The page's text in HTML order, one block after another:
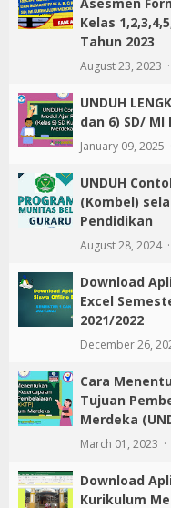
Kelas
Tahun 2023
August 23, 2023
UNDUH
dan 6) SD/
January 09, 2025
UNDUH
(Kombel)
Pendidikan
August 28, 2024
Download
Excel
2021/2022
December 26,
Cara
Tujuan
Merdeka
March 01, 2023
Download
Kurikulum